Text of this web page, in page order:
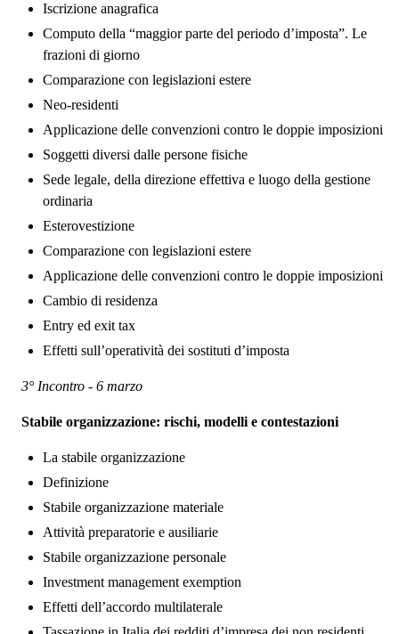
Iscrizione anagrafica
Computo della “maggior parte del periodo d’imposta”. Le
frazioni di giorno
Comparazione con legislazioni estere
Neo-residenti
Applicazione delle convenzioni contro le doppie imposizioni
Soggetti diversi dalle persone fisiche
Sede legale, della direzione effettiva e luogo della gestione
ordinaria
Esterovestizione
Comparazione con legislazioni estere
Applicazione delle convenzioni contro le doppie imposizioni
Cambio di residenza
Entry ed exit tax
Effetti sull’operatività dei sostituti d’imposta
3° Incontro - 6 marzo
Stabile organizzazione: rischi, modelli e contestazioni
La stabile organizzazione
Definizione
Stabile organizzazione materiale
Attività preparatorie e ausiliarie
Stabile organizzazione personale
Investment management exemption
Effetti dell’accordo multilaterale